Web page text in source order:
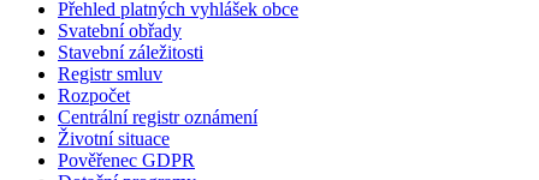
Přehled platných vyhlášek obce
Svatební obřady
Stavební záležitosti
Registr smluv
Rozpočet
Centrální registr oznámení
Životní situace
Pověřenec GDPR